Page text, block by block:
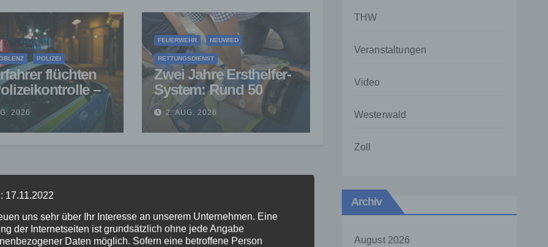
POLIZEI
flüchten
–
nach
gestoppt
2026
FEUERWEHR NEUWIED
RETTUNGSDIENST
Zwei Jahre Ersthelfer-
System: Rund 50
Einsätze in der VG
Asbach
2. AUG. 2026
THW
Veranstaltungen
Video
Westerwald
Zoll
Archiv
August 2026
17.11.2022
uns sehr über Ihr Interesse an unserem Unternehmen. Eine
der Internetseiten ist grundsätzlich ohne jede Angabe
Daten möglich. Sofern eine betroffene Person